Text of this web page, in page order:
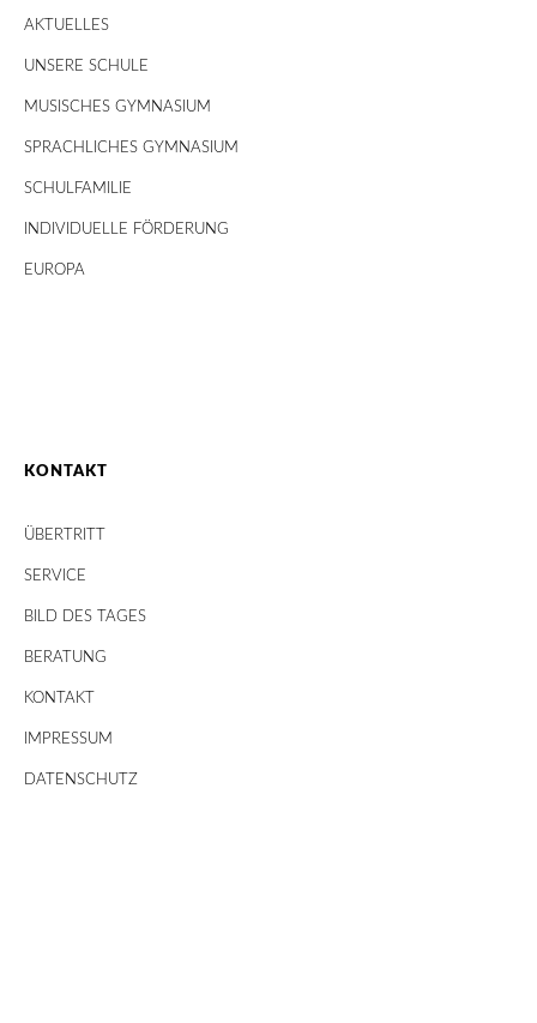
AKTUELLES
UNSERE SCHULE
MUSISCHES GYMNASIUM
SPRACHLICHES GYMNASIUM
SCHULFAMILIE
INDIVIDUELLE FÖRDERUNG
EUROPA
KONTAKT
ÜBERTRITT
SERVICE
BILD DES TAGES
BERATUNG
KONTAKT
IMPRESSUM
DATENSCHUTZ